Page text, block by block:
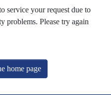
service your request due to
problems. Please try again
home page